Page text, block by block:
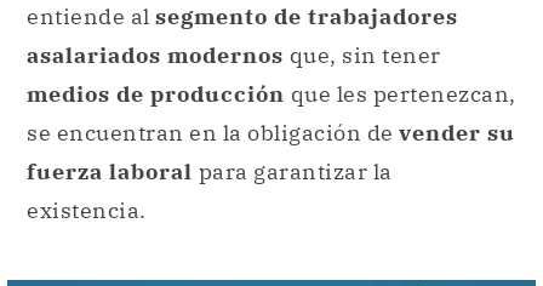
entiende al segmento de trabajadores
asalariados modernos que, sin tener
medios de producción que les pertenezcan,
se encuentran en la obligación de vender su
fuerza laboral para garantizar la
existencia.